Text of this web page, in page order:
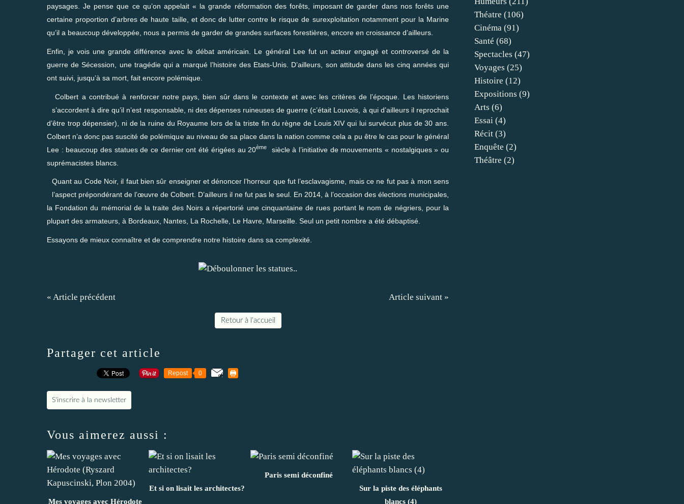
paysages. Je pense que ce qu’on appelait « la grande réformation des forêts, imposant de garder dans nos forêts une
certaine proportion d’arbres de haute taille, et donc de lutter contre le risque de surexploitation notamment pour la Marine
qu’il a beaucoup développée, nous a permis de garder de grandes surfaces forestières, encore en croissance d’ailleurs.
Enfin, je vois une grande différence avec le débat américain. Le général Lee fut un acteur engagé et controversé de la
guerre de Sécession, une tragédie qui a marqué l’histoire des Etats-Unis. D’ailleurs, son attitude dans les cinq années qui
ont suivi, jusqu’à sa mort, fait encore polémique.
Colbert a contribué à renforcer notre pays, bien sûr dans le contexte et avec les critères de l’époque. Les historiens
s’accordent à dire qu’il n’est responsable, ni des dépenses ruineuses de guerre (c’était Louvois, à qui d’ailleurs il reprochait
d’être trop dépensier), ni de la ruine du Royaume lors de la triste fin du règne de Louis XIV qui lui survécut plus de 30 ans.
Colbert n’a donc pas suscité de polémique au niveau de sa place dans la nation comme cela a pu être le cas pour le général
Lee : beaucoup des statues de ce dernier ont été érigées au 20ème
siècle à l’initiative de mouvements « nostalgiques » ou
suprémacistes blancs.
Quant au Code Noir, il faut bien sûr enseigner et dénoncer l’horreur que fut l’esclavagisme, mais ce ne fut pas à mon sens
l’aspect prépondérant de l’œuvre de Colbert. D’ailleurs il ne fut pas le seul. En 2014, à l’occasion des élections municipales,
la Fondation du mémorial de la traite des Noirs a répertorié une cinquantaine de rues portant le nom de négriers, pour la
plupart des armateurs, à Bordeaux, Nantes, La Rochelle, Le Havre, Marseille. Seul un petit nombre a été débaptisé.
Essayons de mieux connaître et de comprendre notre histoire dans sa complexité.
« Article précédent Article suivant »
Retour à l'accueil
Partager cet article
Repost 0
S'inscrire à la newsletter
Vous aimerez aussi :
Mes voyages avec Hérodote
Et si on lisait les architectes?
Paris semi déconfiné
Sur la piste des éléphants
blancs (4)
Théatre (106)
Cinéma (91)
Santé (68)
Spectacles (47)
Voyages (25)
Histoire (12)
Expositions (9)
Arts (6)
Essai (4)
Récit (3)
Enquête (2)
Théâtre (2)